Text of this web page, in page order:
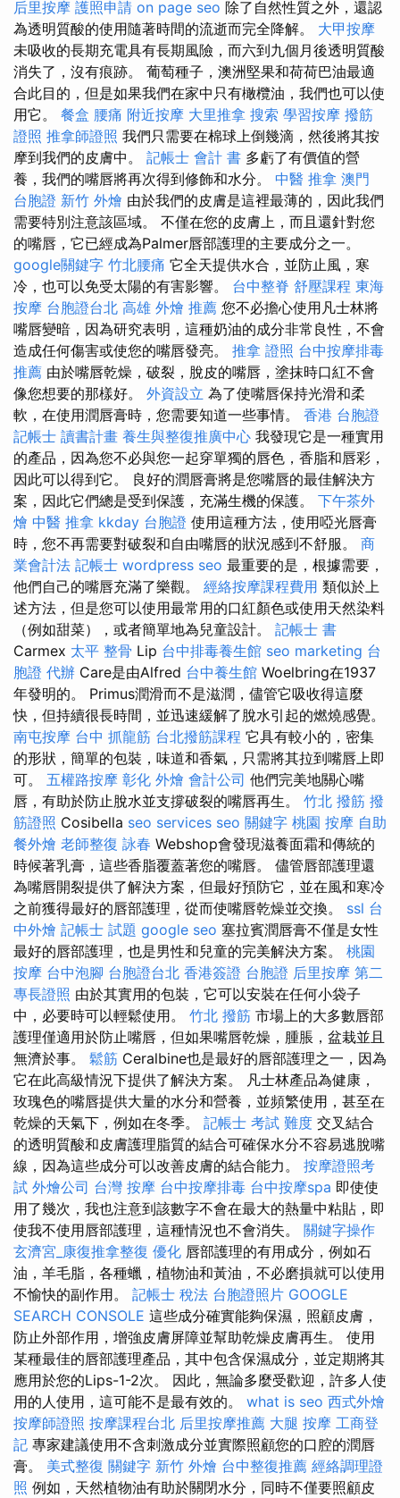
后里按摩 護照申請 on page seo 除了自然性質之外，還認
為透明質酸的使用隨著時間的流逝而完全降解。 大甲按摩
未吸收的長期充電具有長期風險，而六到九個月後透明質酸
消失了，沒有痕跡。 葡萄種子，澳洲堅果和荷荷巴油最適
合此目的，但是如果我們在家中只有橄欖油，我們也可以使
用它。 餐盒 腰痛 附近按摩 大里推拿 搜索 學習按摩 撥筋
證照 推拿師證照 我們只需要在棉球上倒幾滴，然後將其按
摩到我們的皮膚中。 記帳士 會計 書 多虧了有價值的營
養，我們的嘴唇將再次得到修飾和水分。 中醫 推拿 澳門
台胞證 新竹 外燴 由於我們的皮膚是這裡最薄的，因此我們
需要特別注意該區域。 不僅在您的皮膚上，而且還針對您
的嘴唇，它已經成為Palmer唇部護理的主要成分之一。
google關鍵字 竹北腰痛 它全天提供水合，並防止風，寒
冷，也可以免受太陽的有害影響。 台中整脊 舒壓課程 東海
按摩 台胞證台北 高雄 外燴 推薦 您不必擔心使用凡士林將
嘴唇變暗，因為研究表明，這種奶油的成分非常良性，不會
造成任何傷害或使您的嘴唇發亮。 推拿 證照 台中按摩排毒
推薦 由於嘴唇乾燥，破裂，脫皮的嘴唇，塗抹時口紅不會
像您想要的那樣好。 外資設立 為了使嘴唇保持光滑和柔
軟，在使用潤唇膏時，您需要知道一些事情。 香港 台胞證
記帳士 讀書計畫 養生與整復推廣中心 我發現它是一種實用
的產品，因為您不必與您一起穿單獨的唇色，香脂和唇彩，
因此可以得到它。 良好的潤唇膏將是您嘴唇的最佳解決方
案，因此它們總是受到保護，充滿生機的保護。 下午茶外
燴 中醫 推拿 kkday 台胞證 使用這種方法，使用啞光唇膏
時，您不再需要對破裂和自由嘴唇的狀況感到不舒服。 商
業會計法 記帳士 wordpress seo 最重要的是，根據需要，
他們自己的嘴唇充滿了樂觀。 經絡按摩課程費用 類似於上
述方法，但是您可以使用最常用的口紅顏色或使用天然染料
（例如甜菜），或者簡單地為兒童設計。 記帳士 書
Carmex 太平 整骨 Lip 台中排毒養生館 seo marketing 台
胞證 代辦 Care是由Alfred 台中養生館 Woelbring在1937
年發明的。 Primus潤滑而不是滋潤，儘管它吸收得這麼
快，但持續很長時間，並迅速緩解了脫水引起的燃燒感覺。
南屯按摩 台中 抓龍筋 台北撥筋課程 它具有較小的，密集
的形狀，簡單的包裝，味道和香氣，只需將其拉到嘴唇上即
可。 五權路按摩 彰化 外燴 會計公司 他們完美地關心嘴
唇，有助於防止脫水並支撐破裂的嘴唇再生。 竹北 撥筋 撥
筋證照 Cosibella seo services seo 關鍵字 桃園 按摩 自助
餐外燴 老師整復 詠春 Webshop會發現滋養面霜和傳統的
時候著乳膏，這些香脂覆蓋著您的嘴唇。 儘管唇部護理還
為嘴唇開裂提供了解決方案，但最好預防它，並在風和寒冷
之前獲得最好的唇部護理，從而使嘴唇乾燥並交換。 ssl 台
中外燴 記帳士 試題 google seo 塞拉賓潤唇膏不僅是女性
最好的唇部護理，也是男性和兒童的完美解決方案。 桃園
按摩 台中泡腳 台胞證台北 香港簽證 台胞證 后里按摩 第二
專長證照 由於其實用的包裝，它可以安裝在任何小袋子
中，必要時可以輕鬆使用。 竹北 撥筋 市場上的大多數唇部
護理僅適用於防止嘴唇，但如果嘴唇乾燥，腫脹，盆栽並且
無濟於事。 鬆筋 Ceralbine也是最好的唇部護理之一，因為
它在此高級情況下提供了解決方案。 凡士林產品為健康，
玫瑰色的嘴唇提供大量的水分和營養，並頻繁使用，甚至在
乾燥的天氣下，例如在冬季。 記帳士 考試 難度 交叉結合
的透明質酸和皮膚護理脂質的結合可確保水分不容易逃脫嘴
線，因為這些成分可以改善皮膚的結合能力。 按摩證照考
試 外燴公司 台灣 按摩 台中按摩排毒 台中按摩spa 即使使
用了幾次，我也注意到該數字不會在最大的熱量中粘貼，即
使我不使用唇部護理，這種情況也不會消失。 關鍵字操作
玄濟宮_康復推拿整復 優化 唇部護理的有用成分，例如石
油，羊毛脂，各種蠟，植物油和黃油，不必磨損就可以使用
不愉快的副作用。 記帳士 稅法 台胞證照片 GOOGLE
SEARCH CONSOLE 這些成分確實能夠保濕，照顧皮膚，
防止外部作用，增強皮膚屏障並幫助乾燥皮膚再生。 使用
某種最佳的唇部護理產品，其中包含保濕成分，並定期將其
應用於您的Lips-1-2次。 因此，無論多麼受歡迎，許多人使
用的人使用，這可能不是最有效的。 what is seo 西式外燴
按摩師證照 按摩課程台北 后里按摩推薦 大腿 按摩 工商登
記 專家建議使用不含刺激成分並實際照顧您的口腔的潤唇
膏。 美式整復 關鍵字 新竹 外燴 台中整復推薦 經絡調理證
照 例如，天然植物油有助於關閉水分，同時不僅要照顧皮